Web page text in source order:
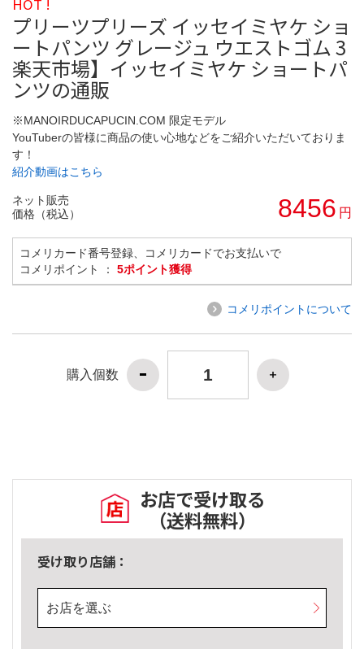
HOT !
プリーツプリーズ イッセイミヤケ ショ
ートパンツ グレージュ ウエストゴム 3
楽天市場】イッセイミヤケ ショートパ
ンツの通販
※MANOIRDUCAPUCIN.COM 限定モデル
YouTuberの皆様に商品の使い心地などをご紹介いただいておりま
す！
紹介動画はこちら
ネット販売
価格（税込）
8456 円
コメリカード番号登録、コメリカードでお支払いで
コメリポイント ： 5ポイント獲得
コメリポイントについて
購入個数
お店で受け取る
（送料無料）
受け取り店舗：
お店を選ぶ